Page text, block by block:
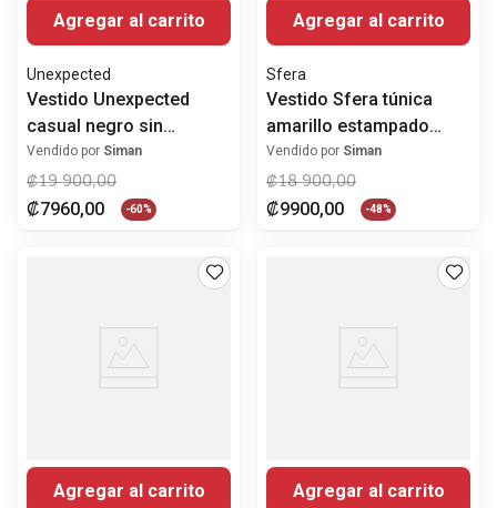
Agregar al carrito
Unexpected
Vestido Unexpected
casual negro sin
mangas para mujer
Vendido por Siman
₡19 900,00
₡7960,00 -60%
Agregar al carrito
Sfera
Vestido Sfera túnica
amarillo estampado
manga corta para mujer
Vendido por Siman
₡18 900,00
₡9900,00 -48%
Agregar al carrito Agregar al carrito